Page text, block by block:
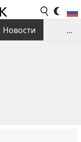
Новости
...